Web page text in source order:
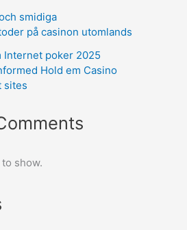
smidiga
på casinon utomlands
Internet poker 2025
Hold em Casino
sites
show.